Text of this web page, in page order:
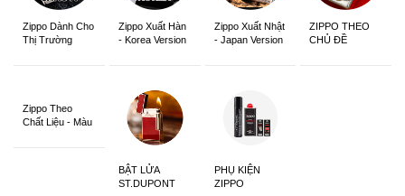
Zippo Dành Cho
Thị Trường
Zippo Xuất Hàn
- Korea Version
Zippo Xuất Nhật
- Japan Version
ZIPPO THEO
CHỦ ĐỀ
Zippo Theo
Chất Liệu - Màu
BẬT LỬA
ST.DUPONT
PHỤ KIỆN
ZIPPO